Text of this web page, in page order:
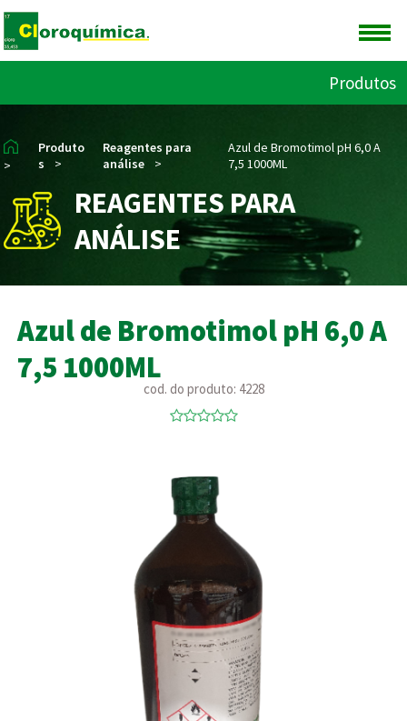
Produtos
>
Produto
s
>
Reagentes para
análise
>
Azul de Bromotimol pH 6,0 A
7,5 1000ML
REAGENTES PARA
ANÁLISE
Azul de Bromotimol pH 6,0 A
7,5 1000ML
cod. do produto: 4228